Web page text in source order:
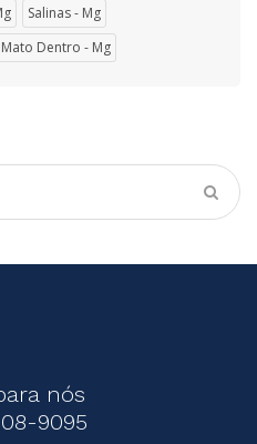
Salinas - Mg
Dentro - Mg
nós
9095